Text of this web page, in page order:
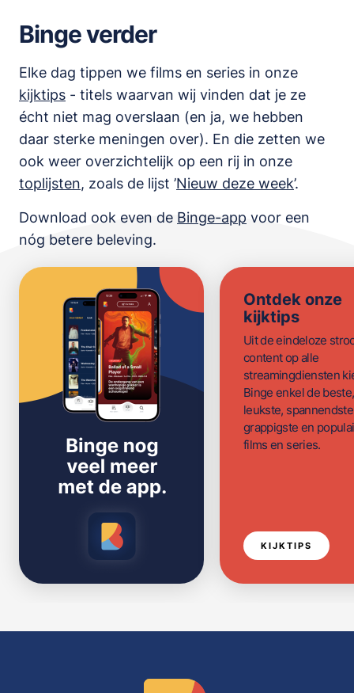
Binge verder
Elke dag tippen we films en series in onze
kijktips - titels waarvan wij vinden dat je ze
écht niet mag overslaan (en ja, we hebben
daar sterke meningen over). En die zetten we
ook weer overzichtelijk op een rij in onze
toplijsten, zoals de lijst ’Nieuw deze week’.
Download ook even de Binge-app voor een
nóg betere beleving.
Ontdek onze
kijktips
Uit de eindeloze
content op alle
streamingdiensten
Binge enkel de beste,
leukste,
grappigste en
films en series.
KIJKTIPS